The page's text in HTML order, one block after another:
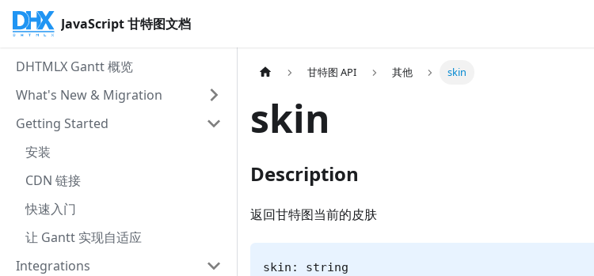
JavaScript 甘特图文档
DHTMLX Gantt 概览
What's New & Migration
Getting Started
安装
CDN 链接
快速入门
让 Gantt 实现自适应
Integrations
甘特图 API 其他 skin
skin
Description
返回甘特图当前的皮肤
skin: string